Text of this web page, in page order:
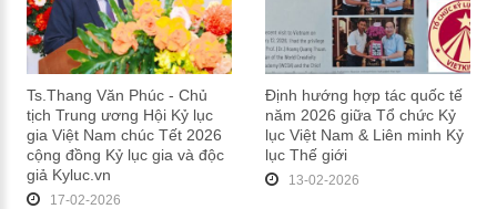
Ts.Thang Văn Phúc - Chủ
tịch Trung ương Hội Kỷ lục
gia Việt Nam chúc Tết 2026
cộng đồng Kỷ lục gia và độc
giả Kyluc.vn
17-02-2026
Định hướng hợp tác quốc tế
năm 2026 giữa Tổ chức Kỷ
lục Việt Nam & Liên minh Kỷ
lục Thế giới
13-02-2026